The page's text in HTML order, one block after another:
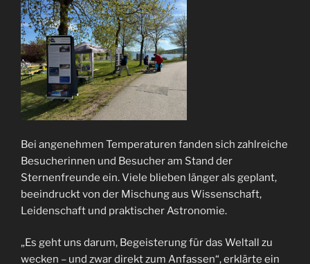
Bei angenehmen Temperaturen fanden sich zahlreiche
Besucherinnen und Besucher am Stand der
Sternenfreunde ein. Viele blieben länger als geplant,
beeindruckt von der Mischung aus Wissenschaft,
Leidenschaft und praktischer Astronomie.
„Es geht uns darum, Begeisterung für das Weltall zu
wecken – und zwar direkt zum Anfassen“, erklärte ein